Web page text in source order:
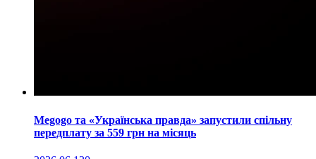
Megogo та «Українська правда» запустили спільну
передплату за 559 грн на місяць